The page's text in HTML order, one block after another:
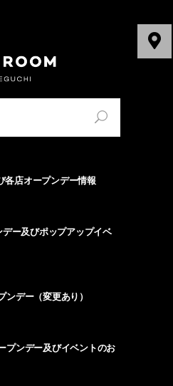
店オープンデー情報
ー及びポップアップイベ
デー（変更あり）
プンデー及びイベントのお